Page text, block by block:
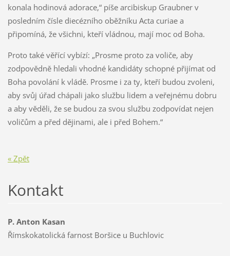
konala hodinová adorace,“ píše arcibiskup Graubner v
posledním čísle diecézního oběžníku Acta curiae a
připomíná, že všichni, kteří vládnou, mají moc od Boha.
Proto také věřící vybízí: „Prosme proto za voliče, aby
zodpovědně hledali vhodné kandidáty schopné přijímat od
Boha povolání k vládě. Prosme i za ty, kteří budou zvoleni,
aby svůj úřad chápali jako službu lidem a veřejnému dobru
a aby věděli, že se budou za svou službu zodpovídat nejen
voličům a před dějinami, ale i před Bohem.“
« Zpět
Kontakt
P. Anton Kasan
Římskokatolická farnost Boršice u Buchlovic